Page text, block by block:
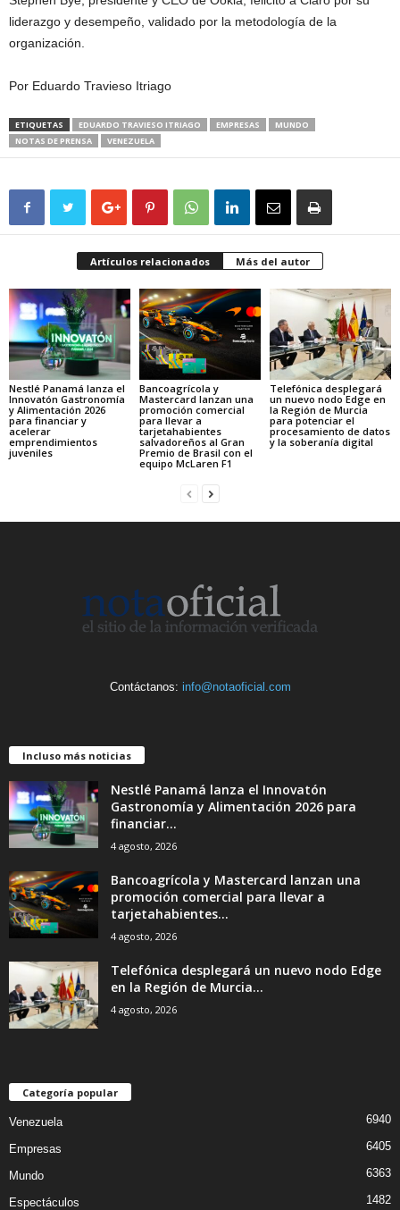
liderazgo y desempeño, validado por la metodología de la
organización.
Por Eduardo Travieso Itriago
ETIQUETAS EDUARDO TRAVIESO ITRIAGO EMPRESAS
MUNDO
NOTAS DE PRENSA
VENEZUELA
Artículos relacionados Más del autor
Nestlé Panamá lanza el
Innovatón Gastronomía
y Alimentación 2026
para financiar y
acelerar
emprendimientos
juveniles
Bancoagrícola y
Mastercard lanzan una
promoción comercial
para llevar a
tarjetahabientes
salvadoreños al Gran
Premio de Brasil con el
equipo McLaren F1
Telefónica desplegará
un nuevo nodo Edge en
la Región de Murcia
para potenciar el
procesamiento de datos
y la soberanía digital
Contáctanos: info@notaoficial.com
Incluso más noticias
Nestlé Panamá lanza el Innovatón
Gastronomía y Alimentación 2026 para
financiar...
4 agosto, 2026
Bancoagrícola y Mastercard lanzan una
promoción comercial para llevar a
tarjetahabientes...
4 agosto, 2026
Telefónica desplegará un nuevo nodo Edge
en la Región de Murcia...
4 agosto, 2026
Categoría popular
Venezuela 6940
Empresas 6405
Mundo 6363
Espectáculos 1482